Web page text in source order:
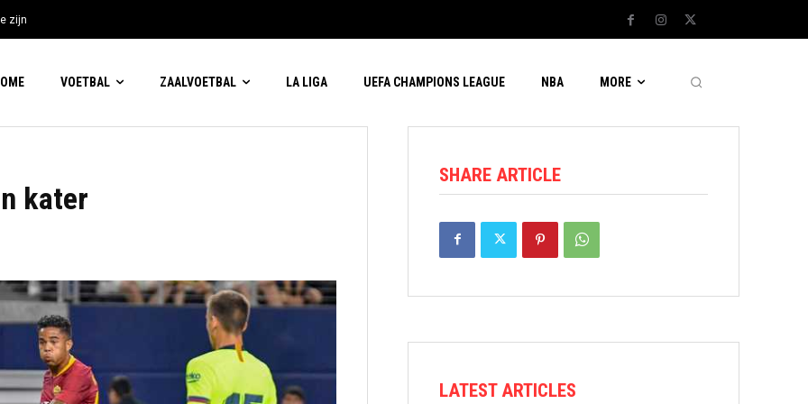
zijn
VOETBAL ZAALVOETBAL LA LIGA UEFA CHAMPIONS LEAGUE NBA MORE
kater
SHARE ARTICLE
LATEST ARTICLES